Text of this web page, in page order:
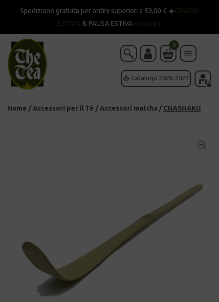
Spedizione gratuita per ordini superiori a 59,00 € ☀️ORARIO
ESTIVO & PAUSA ESTIVA clicca qui
📥 Catalogo 2026-2027
0
Home / Accessori per il Tè / Accessori matcha / CHASHAKU